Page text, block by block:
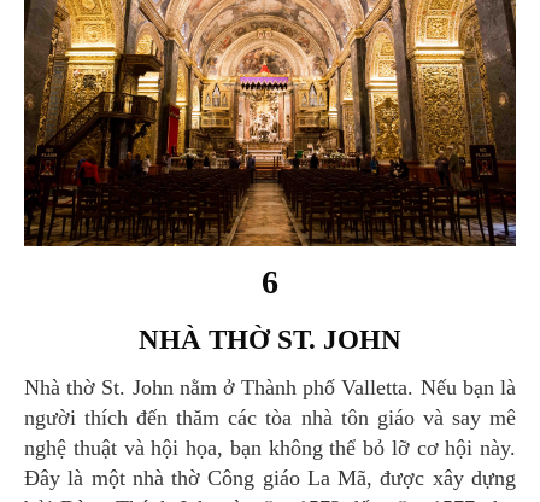
6
NHÀ THỜ ST. JOHN
Nhà thờ St. John nằm ở Thành phố Valletta. Nếu bạn là
người thích đến thăm các tòa nhà tôn giáo và say mê
nghệ thuật và hội họa, bạn không thể bỏ lỡ cơ hội này.
Đây là một nhà thờ Công giáo La Mã, được xây dựng